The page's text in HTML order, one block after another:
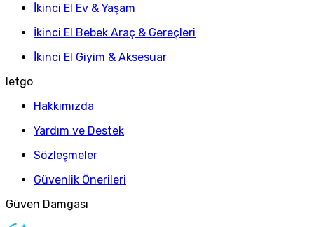
İkinci El Ev & Yaşam
İkinci El Bebek Araç & Gereçleri
İkinci El Giyim & Aksesuar
letgo
Hakkımızda
Yardım ve Destek
Sözleşmeler
Güvenlik Önerileri
Güven Damgası